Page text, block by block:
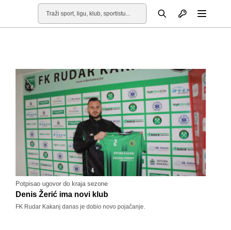
Pretraga Otvori profil
Potpisao ugovor do kraja sezone
Denis Žerić ima novi klub
FK Rudar Kakanj danas je dobio novo pojačanje.